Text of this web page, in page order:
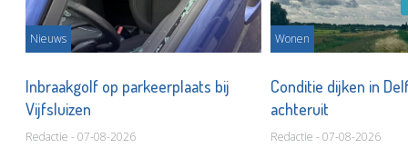
Nieuws
Inbraakgolf op parkeerplaats bij
Vijfsluizen
Redactie - 07-08-2026
Wonen
Conditie dijken in
achteruit
Redactie - 07-08-2026